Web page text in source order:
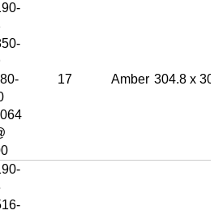
17 Amber 304.8 x